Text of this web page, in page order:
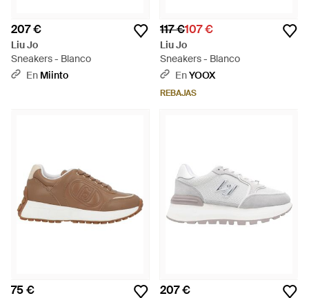
207 €
Liu Jo
Sneakers - Blanco
En Miinto
117 €107 €
Liu Jo
Sneakers - Blanco
EnYOOX
REBAJAS
75 € 207 €